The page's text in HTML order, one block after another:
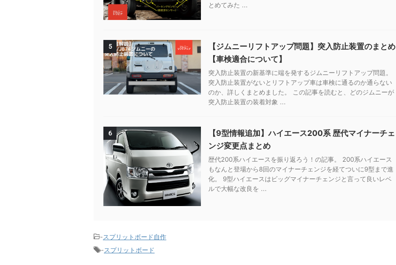
とめてみた ...
5
【ジムニーリフトアップ問題】突入防止装置のまとめ
【車検適合について】
突入防止装置の新基準に端を発するジムニーリフトアップ問題。
突入防止装置がないとリフトアップ車は車検に通るのか通らない
のか、詳しくまとめました。 この記事を読むと、どのジムニーが
突入防止装置の装着対象 ...
6
【9型情報追加】ハイエース200系 歴代マイナーチェ
ンジ変更点まとめ
歴代200系ハイエースを振り返ろう！の記事。 200系ハイエース
もなんと登場から8回のマイナーチェンジを経てついに9型まで進
化。 9型ハイエースはビッグマイナーチェンジと言って良いレベ
ルで大幅な改良を ...
-スプリットボード自作
-スプリットボード